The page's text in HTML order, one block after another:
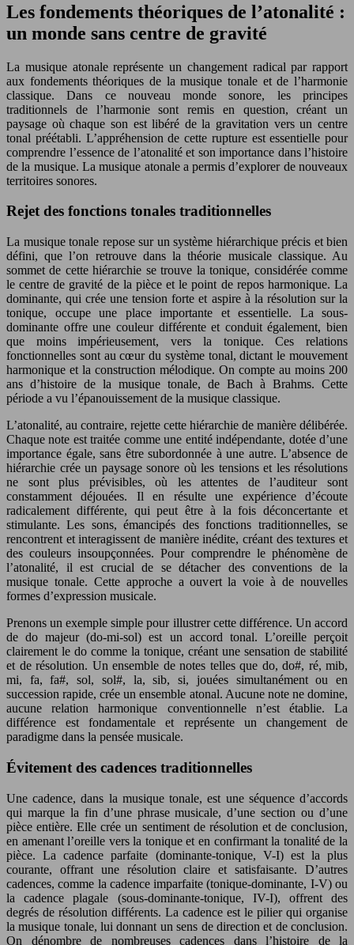
Les fondements théoriques de l’atonalité :
un monde sans centre de gravité
La musique atonale représente un changement radical par rapport
aux fondements théoriques de la musique tonale et de l’harmonie
classique. Dans ce nouveau monde sonore, les principes
traditionnels de l’harmonie sont remis en question, créant un
paysage où chaque son est libéré de la gravitation vers un centre
tonal préétabli. L’appréhension de cette rupture est essentielle pour
comprendre l’essence de l’atonalité et son importance dans l’histoire
de la musique. La musique atonale a permis d’explorer de nouveaux
territoires sonores.
Rejet des fonctions tonales traditionnelles
La musique tonale repose sur un système hiérarchique précis et bien
défini, que l’on retrouve dans la théorie musicale classique. Au
sommet de cette hiérarchie se trouve la tonique, considérée comme
le centre de gravité de la pièce et le point de repos harmonique. La
dominante, qui crée une tension forte et aspire à la résolution sur la
tonique, occupe une place importante et essentielle. La sous-
dominante offre une couleur différente et conduit également, bien
que moins impérieusement, vers la tonique. Ces relations
fonctionnelles sont au cœur du système tonal, dictant le mouvement
harmonique et la construction mélodique. On compte au moins 200
ans d’histoire de la musique tonale, de Bach à Brahms. Cette
période a vu l’épanouissement de la musique classique.
L’atonalité, au contraire, rejette cette hiérarchie de manière délibérée.
Chaque note est traitée comme une entité indépendante, dotée d’une
importance égale, sans être subordonnée à une autre. L’absence de
hiérarchie crée un paysage sonore où les tensions et les résolutions
ne sont plus prévisibles, où les attentes de l’auditeur sont
constamment déjouées. Il en résulte une expérience d’écoute
radicalement différente, qui peut être à la fois déconcertante et
stimulante. Les sons, émancipés des fonctions traditionnelles, se
rencontrent et interagissent de manière inédite, créant des textures et
des couleurs insoupçonnées. Pour comprendre le phénomène de
l’atonalité, il est crucial de se détacher des conventions de la
musique tonale. Cette approche a ouvert la voie à de nouvelles
formes d’expression musicale.
Prenons un exemple simple pour illustrer cette différence. Un accord
de do majeur (do-mi-sol) est un accord tonal. L’oreille perçoit
clairement le do comme la tonique, créant une sensation de stabilité
et de résolution. Un ensemble de notes telles que do, do#, ré, mib,
mi, fa, fa#, sol, sol#, la, sib, si, jouées simultanément ou en
succession rapide, crée un ensemble atonal. Aucune note ne domine,
aucune relation harmonique conventionnelle n’est établie. La
différence est fondamentale et représente un changement de
paradigme dans la pensée musicale.
Évitement des cadences traditionnelles
Une cadence, dans la musique tonale, est une séquence d’accords
qui marque la fin d’une phrase musicale, d’une section ou d’une
pièce entière. Elle crée un sentiment de résolution et de conclusion,
en amenant l’oreille vers la tonique et en confirmant la tonalité de la
pièce. La cadence parfaite (dominante-tonique, V-I) est la plus
courante, offrant une résolution claire et satisfaisante. D’autres
cadences, comme la cadence imparfaite (tonique-dominante, I-V) ou
la cadence plagale (sous-dominante-tonique, IV-I), offrent des
degrés de résolution différents. La cadence est le pilier qui organise
la musique tonale, lui donnant un sens de direction et de conclusion.
On dénombre de nombreuses cadences dans l’histoire de la